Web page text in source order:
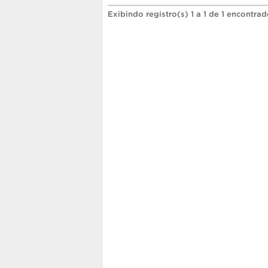
Exibindo registro(s) 1 a 1 de 1